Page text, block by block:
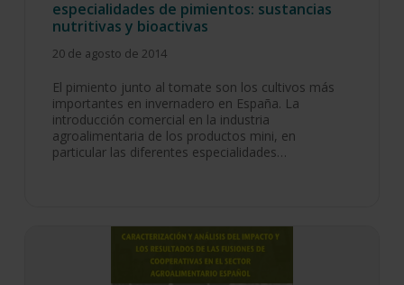
especialidades de pimientos: sustancias
nutritivas y bioactivas
20 de agosto de 2014
El pimiento junto al tomate son los cultivos más
importantes en invernadero en España. La
introducción comercial en la industria
agroalimentaria de los productos mini, en
particular las diferentes especialidades…